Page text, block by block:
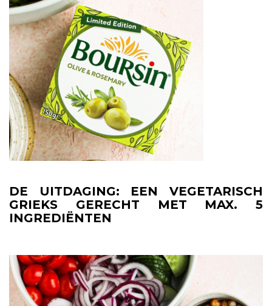
DE UITDAGING: EEN VEGETARISCH
GRIEKS GERECHT MET MAX. 5
INGREDIËNTEN